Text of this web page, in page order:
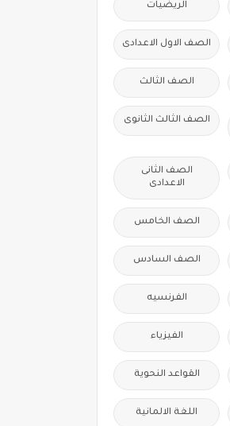
الريضيات
الصف الاول الاعدادى
الصف الثالث
الصف الثالث الثانوى
الصف الثانى
الاعدادى
الصف الخامس
الصف السادس
الفرنسيه
الفيزياء
القواعد النحوية
اللغة الالمانية